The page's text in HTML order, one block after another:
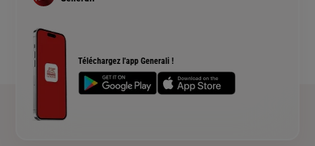
Téléchargez l'app Generali !
Complémentaire santé senior
Devis assurance habitation
Devis assurance chien ou chat
Rendements fonds euros Generali
Accessibilité sourds et malentendants
Plan du site